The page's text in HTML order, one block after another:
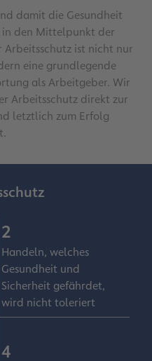
damit die Gesundheit
in den Mittelpunkt der
Arbeitsschutz ist nicht nur
eine grundlegende
als Arbeitgeber. Wir
Arbeitsschutz direkt zur
letztlich zum Erfolg
2
Handeln, welches
Gesundheit und
Sicherheit gefährdet,
wird nicht toleriert
4